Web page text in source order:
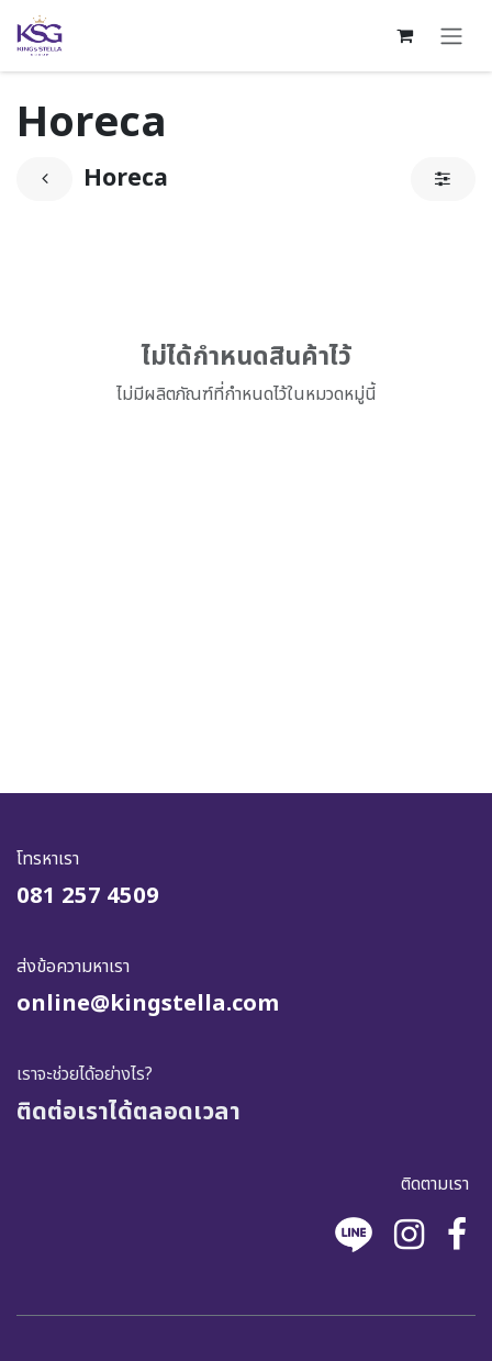
Skip to Content
Horeca
Horeca
ไม่ได้กำหนดสินค้าไว้
ไม่มีผลิตภัณฑ์ที่กำหนดไว้ในหมวดหมู่นี้
โทรหาเรา
081 257 4509
ส่งข้อความหาเรา
online@kingstella.com
เราจะช่วยได้อย่างไร?
ติดต่อเราได้ตลอดเวลา
ติดตามเรา